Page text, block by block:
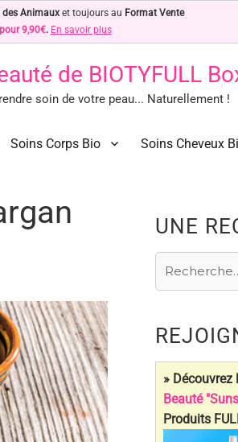
des Animauxet toujours au Format Vente
9,90€. En savoir plus
de BIOTYFULL
soin de votre peau... Naturellement !
!
Naturellement !
Soins Corps Bio Soins Cheveux
UNE
» Découvrez
Beauté
Produits